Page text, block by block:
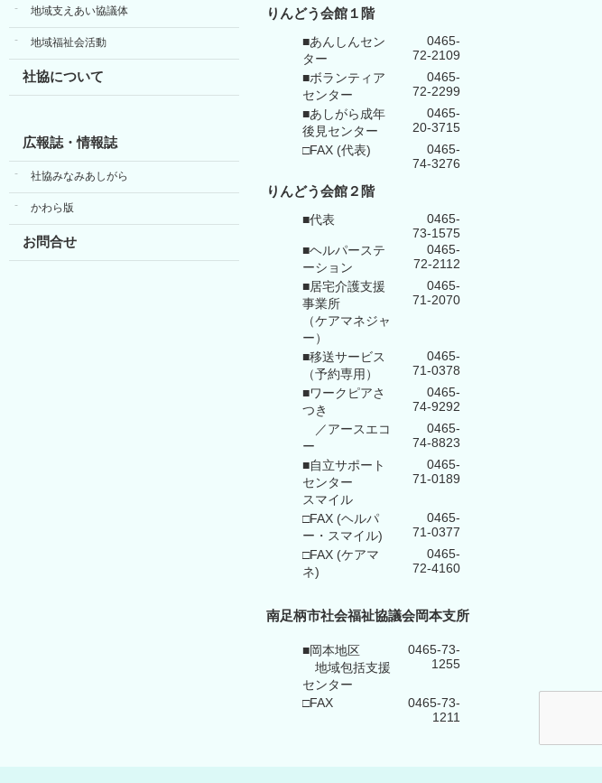
地域支えあい協議体
地域福祉会活動
社協について
広報誌・情報誌
社協みなみあしがら
かわら版
お問合せ
りんどう会館１階
■あんしんセン
ター
0465-
72-2109
■ボランティア
センター
0465-
72-2299
■あしがら成年
後見センター
0465-
20-3715
□FAX (代表)
0465-
74-3276
りんどう会館 ２階
■代表
0465-
73-1575
■ヘルパーステ
ーション
0465-
72-2112
■居宅介護支援
事業所
（ケアマネジャ
ー）
0465-
71-2070
■移送サービス
（予約専用）
0465-
71-0378
■ワークピアさ
つき
0465-
74-9292
／アースエコ
ー
0465-
74-8823
■自立サポート
センター
スマイル
0465-
71-0189
□FAX (ヘルパ
ー・スマイル)
0465-
71-0377
□FAX (ケアマ
ネ)
0465-
72-4160
南足柄市社会福祉協議会岡本支所
■岡本地区
地域包括支援
センター
0465-73-
1255
□FAX
0465-73-
1211